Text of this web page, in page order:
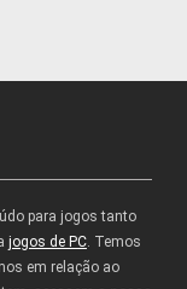
para jogos tanto
jogos de PC. Temos
em relação ao